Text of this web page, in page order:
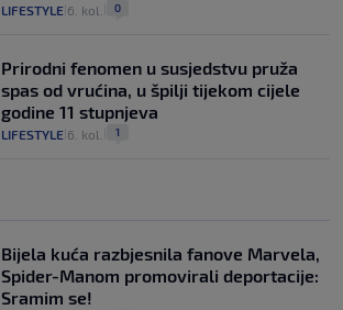
LIFESTYLE 6. kol. 0
Prirodni fenomen u susjedstvu pruža
spas od vrućina, u špilji tijekom cijele
godine 11 stupnjeva
LIFESTYLE 6. kol. 1
Bijela kuća razbjesnila fanove Marvela,
Spider-Manom promovirali deportacije:
Sramim se!